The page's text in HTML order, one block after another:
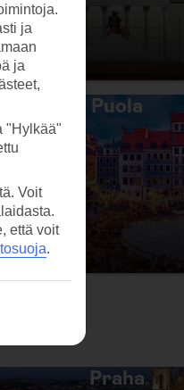
Puola
Praha
ja
ja
"Hylkää"
Voit
että voit
.